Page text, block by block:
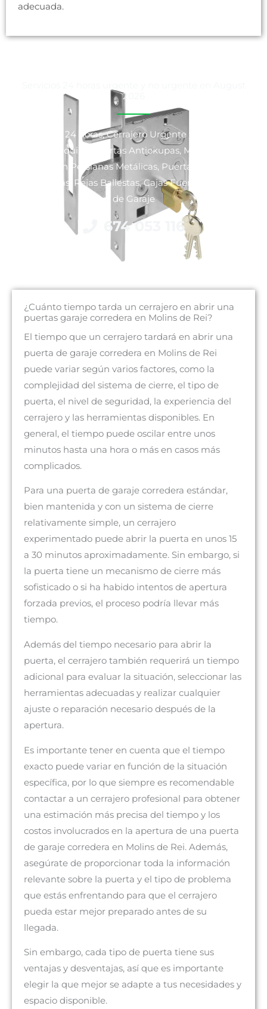
adecuada.
2026
Cerrajeros 24 horas, Cerrajero Urgente y No Urgente,
Venta y Alquiler Puertas Antiokupas, Motorización y
Reparación Persianas Metálicas, Puertas Blindadas y
Acorazadas, Rejas Ballestas, Cajas Fuertes y Puertas
de Garaje
674 053 116
¿Cuánto tiempo tarda un cerrajero en abrir una
puertas garaje corredera en Molins de Rei?
El tiempo que un cerrajero tardará en abrir una
puerta de garaje corredera en Molins de Rei
puede variar según varios factores, como la
complejidad del sistema de cierre, el tipo de
puerta, el nivel de seguridad, la experiencia del
cerrajero y las herramientas disponibles. En
general, el tiempo puede oscilar entre unos
minutos hasta una hora o más en casos más
complicados.
Para una puerta de garaje corredera estándar,
bien mantenida y con un sistema de cierre
relativamente simple, un cerrajero
experimentado puede abrir la puerta en unos 15
a 30 minutos aproximadamente. Sin embargo, si
la puerta tiene un mecanismo de cierre más
sofisticado o si ha habido intentos de apertura
forzada previos, el proceso podría llevar más
tiempo.
Además del tiempo necesario para abrir la
puerta, el cerrajero también requerirá un tiempo
adicional para evaluar la situación, seleccionar las
herramientas adecuadas y realizar cualquier
ajuste o reparación necesario después de la
apertura.
Es importante tener en cuenta que el tiempo
exacto puede variar en función de la situación
específica, por lo que siempre es recomendable
contactar a un cerrajero profesional para obtener
una estimación más precisa del tiempo y los
costos involucrados en la apertura de una puerta
de garaje corredera en Molins de Rei. Además,
asegúrate de proporcionar toda la información
relevante sobre la puerta y el tipo de problema
que estás enfrentando para que el cerrajero
pueda estar mejor preparado antes de su
llegada.
Sin embargo, cada tipo de puerta tiene sus
ventajas y desventajas, así que es importante
elegir la que mejor se adapte a tus necesidades y
espacio disponible.